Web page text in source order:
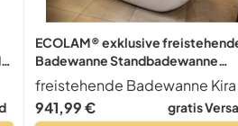
ECOLAM® exklusive
Badewanne Standbadewanne
moderne Wanne freistehend Kira
166x85 cm + Ablaufgarnitur Click
Clack Design Acryl glamour weiß
941,99 €
gratis